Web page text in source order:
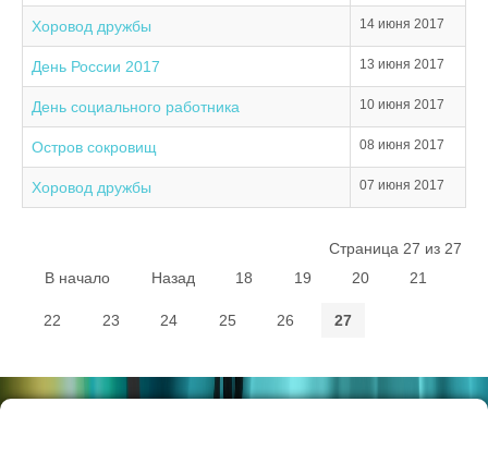
Хоровод дружбы 14 июня 2017
День России 2017 13 июня 2017
День социального работника 10 июня 2017
Остров сокровищ 08 июня 2017
Хоровод дружбы 07 июня 2017
Страница 27 из 27
В начало
Назад 18 19 20 21
22 23 24 25 26 27